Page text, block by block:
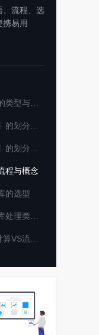
、流程、选
携易用
程与概念
的选型
12. 数据管理与运维——质量运维与元数据管理